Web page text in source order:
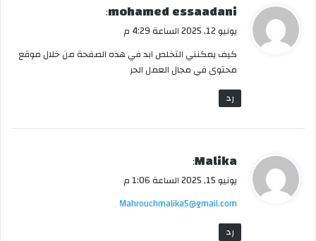
ي
و
ل
mohamed essaadani
:
يونيو 12, 2025 الساعة 4:29 م
كيف يمكنني التخلص ابد في هذه الصفحة من خلال موقع
محتوى في مجال العمل الحر
رد
ي
و
ل
Malika
:
يونيو 15, 2025 الساعة 1:06 م
Mahrouchmalika5@gmail.com
رد